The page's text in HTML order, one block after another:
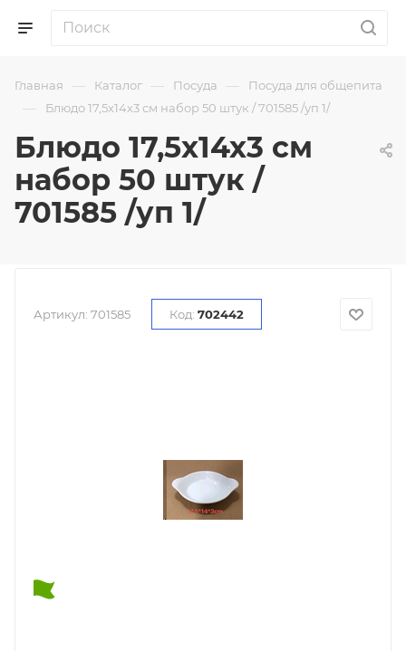
Главная — Каталог — Посуда — Посуда для общепита
— Блюдо 17,5х14х3 см набор 50 штук / 701585 /уп 1/
Блюдо 17,5х14х3 см
набор 50 штук /
701585 /уп 1/
Артикул: 701585 Код: 702442